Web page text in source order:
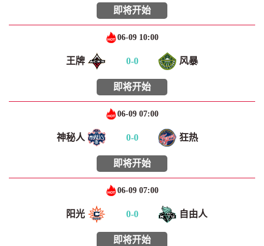
即将开始
06-09 10:00
王牌 0-0 风暴
即将开始
06-09 07:00
神秘人 0-0 狂热
即将开始
06-09 07:00
阳光 0-0 自由人
即将开始